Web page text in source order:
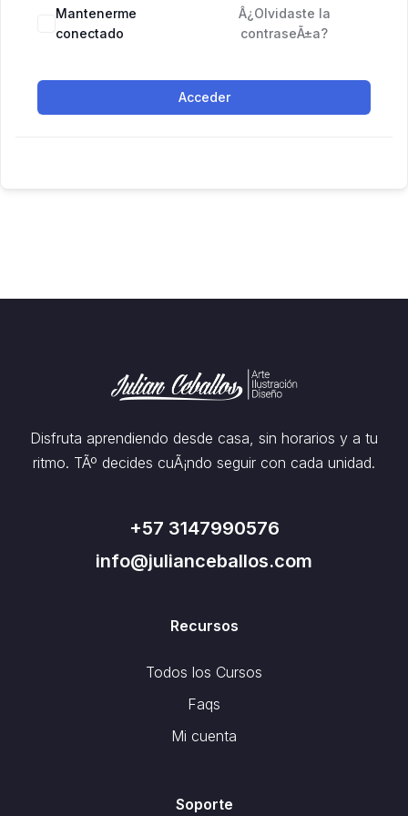
Mantenerme
conectado
Â¿Olvidaste la
contraseÃ±a?
Acceder
Disfruta aprendiendo desde casa, sin horarios y a tu
ritmo. TÃº decides cuÃ¡ndo seguir con cada unidad.
+57 3147990576
info@julianceballos.com
Recursos
Todos los Cursos
Faqs
Mi cuenta
Soporte